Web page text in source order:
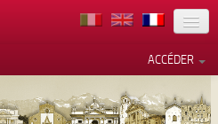
ACCÉDER